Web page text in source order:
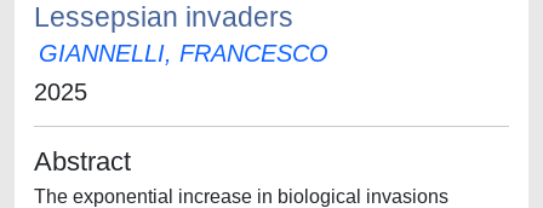
Lessepsian invaders
GIANNELLI, FRANCESCO
2025
Abstract
The exponential increase in biological invasions